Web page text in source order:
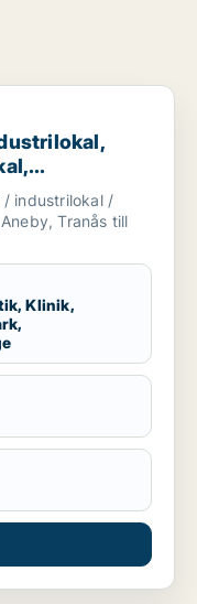
butik, klinik,
hotell
Boxholm
/ industrilokal /
Tranås till
Klinik,